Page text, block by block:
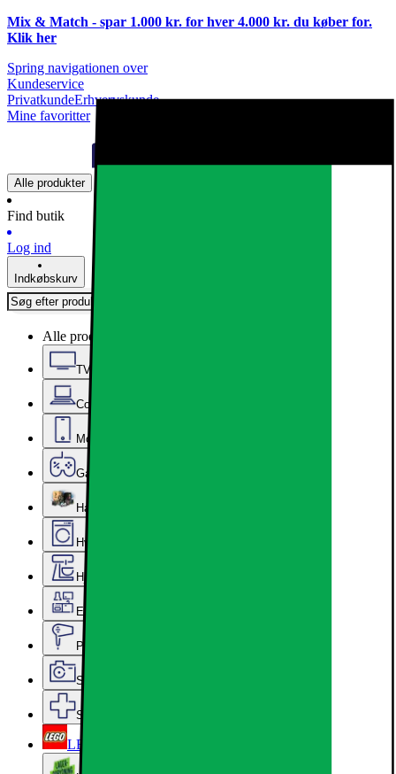
Mix & Match - spar 1.000 kr. for hver 4.000 kr. du køber for.
Klik her
Spring navigationen over
Kundeservice
PrivatkundeErhvervskunde
Mine favoritter
Alle produkter
Find butik
Log ind
Indkøbskurv
Alle produkter
TV, Lyd & Smart Home
Computer & Kontor
Mobil, Tablet & Smartwatch
Gaming
Hardware
Hvidevarer
Hjem, Rengøring & Køkkenudstyr
Epoq køkken & bryggers
Personlig pleje, Skønhed & Velvære
Sport, Fritid & Hobby
Services & tilbehør
LEGO